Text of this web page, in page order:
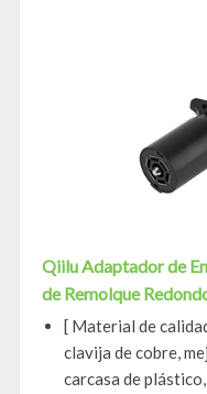
Qiilu Adaptador de
de Remolque
[ Material de
clavija de cobre,
carcasa de